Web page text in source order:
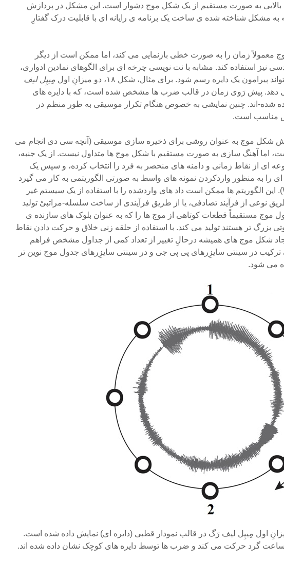
به صورت مستقیم از یک شکل موج دشوار است. این مشکل در پردازش
به مشکل شناخته شده ی ساخت یک برنامه ی رایانه ای با قابلیت درک گفتارِ
معمولاً زمان را به صورت خطی بازنمایی می کند، اما ممکن است از دیگر
نیز استفاده کند. مشابه با نت نویسی چرخه ای برای الگوهای نمادین ادواری،
یک دایره رسم شود. برای مثال، شکل ۱۸، دو میزانِ اول
مِیپِل لیف
دهد. پیش رَوی زمان در قالب ضرب ها مشخص شده است، که با دایره های
شده-اند. چنین نمایشی به خصوص هنگام تکرار موسیقی به طور منظم در
مناسب است.
شکل موج به عنوان روشی برای ذخیره سازی موسیقی (آنچه سی دی انجام می
اما آهنگ سازی به صورت مستقیم با شکل موج ها متداول نیست. از یک جنبه،
ای از نقاط زمانی و دامنه های منحصر به فرد را انتخاب کرده، و سپس یک
ای را به منظور واردکردن نمونه های واسط به صورتی الگوریتمی به کار می گیرد
(Wishart 1994). این الگوریتم ها ممکن است داد های واردشده را با استفاده از یک سیستم غیر
نوعی از فرآیند تصادفی، یا از طریق فرآیندی از ساخت سلسله-مراتبیْ تولید
موج مستقیماً قطعات کوتاهی از موج ها را که به عنوان بلوک های سازنده ی
بزرگ تر هستند تولید می کند. با استفاده از حلقه زنی خلاق و حرکت دادن نقاط
شکل موج های همیشه درحالِ تغییر از تعداد کمی از جداول مشخص فراهم
ترکیب در سینتی سایزِرهای پی پی جی و در سینتی سایزِرهای جدول موج نوین تر
می شود.
دو میزانِ اول مِیپِل لیف رَگ در قالب نمودار قطبی (دایره ای) نمایش داده شده است.
گرد حرکت می کند و ضرب ها توسط دایره های کوچک نشان داده شده اند.